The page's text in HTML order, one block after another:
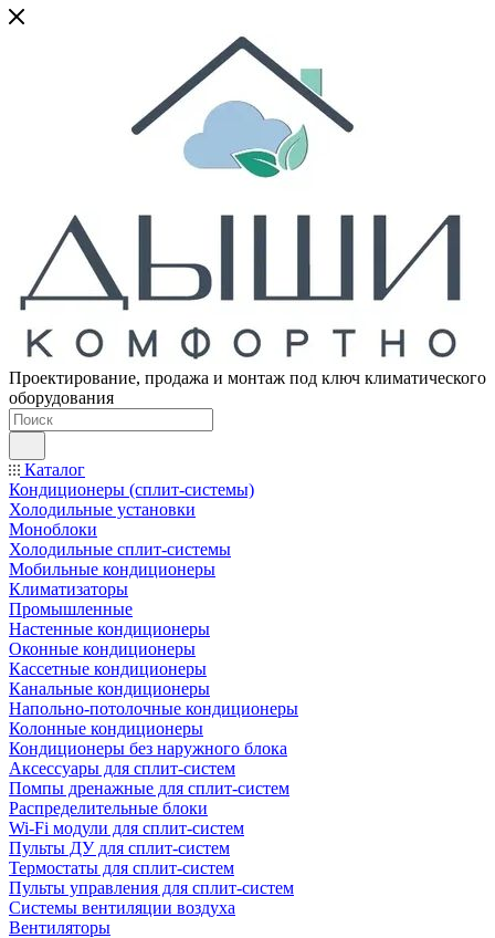
Проектирование, продажа и монтаж под ключ климатического
оборудования
Каталог
Кондиционеры (сплит-системы)
Холодильные установки
Моноблоки
Холодильные сплит-системы
Мобильные кондиционеры
Климатизаторы
Промышленные
Настенные кондиционеры
Оконные кондиционеры
Кассетные кондиционеры
Канальные кондиционеры
Напольно-потолочные кондиционеры
Колонные кондиционеры
Кондиционеры без наружного блока
Аксессуары для сплит-систем
Помпы дренажные для сплит-систем
Распределительные блоки
Wi-Fi модули для сплит-систем
Пульты ДУ для сплит-систем
Термостаты для сплит-систем
Пульты управления для сплит-систем
Системы вентиляции воздуха
Вентиляторы